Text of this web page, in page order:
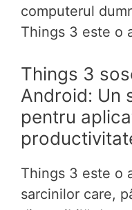
computerul
Things 3 este o
Things 3
Android: Un
pentru
Things 3 este o
sarcinilor care,